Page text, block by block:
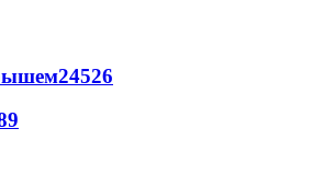
24526